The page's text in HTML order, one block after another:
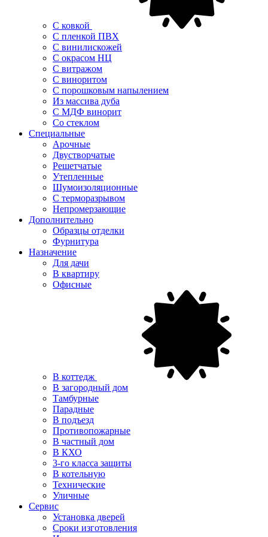
С ковкой
С пленкой ПВХ
С винилискожей
С окрасом НЦ
С витражом
С виноритом
С порошковым напылением
Из массива дуба
С МДФ винорит
Со стеклом
Специальные
Арочные
Двустворчатые
Решетчатые
Утепленные
Шумоизоляционные
С терморазрывом
Непромерзающие
Дополнительно
Образцы отделки
Фурнитура
Назначение
Для дачи
В квартиру
Офисные
В коттедж
В загородный дом
Тамбурные
Парадные
В подъезд
Противопожарные
В частный дом
В КХО
3-го класса защиты
В котельную
Технические
Уличные
Сервис
Установка дверей
Сроки изготовления